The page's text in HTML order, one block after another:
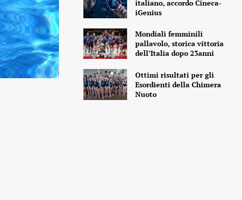
italiano, accordo Cineca-
iGenius
Mondiali femminili
pallavolo, storica vittoria
dell’Italia dopo 23anni
Ottimi risultati per gli
Esordienti della Chimera
Nuoto